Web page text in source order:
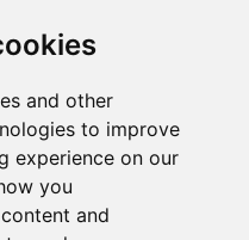
and other
to improve
experience on our
you
and